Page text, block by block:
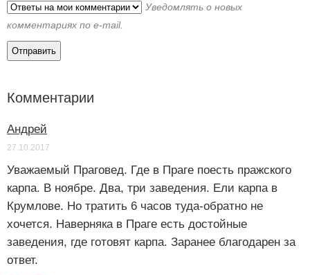
Уведомлять о новых
комментариях по e-mail.
Комментарии
Андрей
27.10.2017
Уважаемый Праговед. Где в Праге поесть пражского
карпа. В ноябре. Два, три заведения. Ели карпа в
Крумлове. Но тратить 6 часов туда-обратно не
хочется. Наверняка в Праге есть достойные
заведения, где готовят карпа. Заранее благодарен за
ответ.